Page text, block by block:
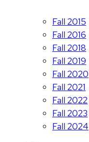
Fall 2015
Fall 2016
Fall 2018
Fall 2019
Fall 2020
Fall 2021
Fall 2022
Fall 2023
Fall 2024